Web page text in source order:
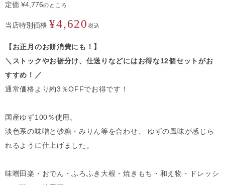
定価 ¥4,776のところ
当店特別価格 ¥4,620税込
【お正月のお餅消費にも！】
＼ストックやお裾分け、仕送りなどにはお得な12個セットがお
すすめ！／
通常価格より約3％OFFでお得です！
国産ゆず100％使用。
淡色系の味噌と砂糖・みりん等を合わせ、 ゆずの風味が感じら
れるように仕上げました。
味噌田楽・おでん・ふろふき大根・焼きもち・和え物・ドレッシ